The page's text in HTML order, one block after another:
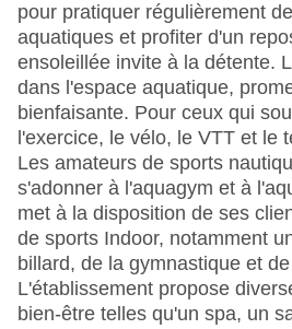
pour pratiquer régulièrement
aquatiques et profiter d'un
ensoleillée invite à la détente.
dans l'espace aquatique,
bienfaisante. Pour ceux qui
l'exercice, le vélo, le VTT et le
Les amateurs de sports
s'adonner à l'aquagym et à
met à la disposition de ses
de sports Indoor, notamment
billard, de la gymnastique et
L'établissement propose
bien-être telles qu'un spa, un